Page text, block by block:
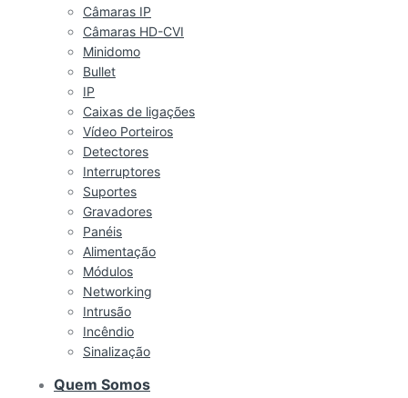
Câmaras IP
Câmaras HD-CVI
Minidomo
Bullet
IP
Caixas de ligações
Vídeo Porteiros
Detectores
Interruptores
Suportes
Gravadores
Panéis
Alimentação
Módulos
Networking
Intrusão
Incêndio
Sinalização
Quem Somos